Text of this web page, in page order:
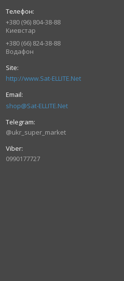
+380 (96) 804-38-88
Киевстар
+380 (66) 824-38-88
Водафон
http://www.Sat-ELLITE.Net
shop@Sat-ELLITE.Net
@ukr_super_market
0990177727